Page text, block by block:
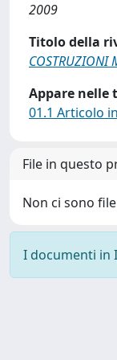
2009
Titolo della
COSTRUZIONI
Appare nelle
01.1 Articolo
File in questo
Non ci sono
I documenti in